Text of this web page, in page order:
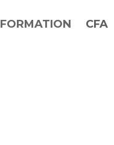
FORMATION CFA